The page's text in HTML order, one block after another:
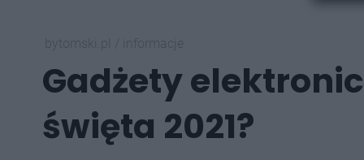
Gadżety
święta 2021?